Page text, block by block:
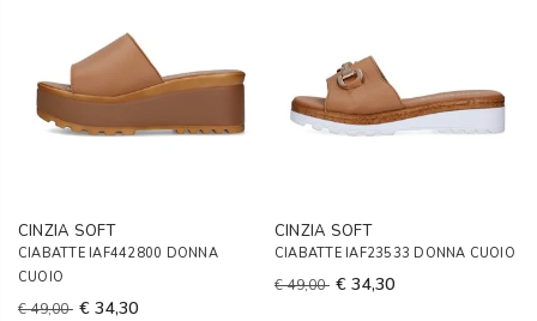
CINZIA SOFT
CIABATTE IAF442800 DONNA
CUOIO
€ 49,00 € 34,30
CINZIA SOFT
CIABATTE IAF23533 DONNA CUOIO
€ 49,00 € 34,30